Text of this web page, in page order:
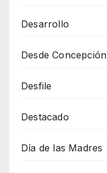
Desarrollo
Desde Concepción
Desfile
Destacado
Día de las Madres